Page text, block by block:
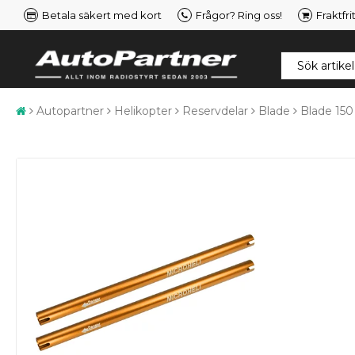
Betala säkert med kort Frågor? Ring oss!
Autopartner Helikopter Reservdelar Blade Blade 150